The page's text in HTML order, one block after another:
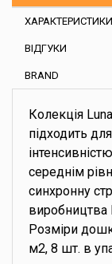
ХАРАКТЕРИСТИКИ
ВІДГУКИ
BRAND
Колекція
підходить
середнім
синхронну
Розміри
м2, 8 шт. в